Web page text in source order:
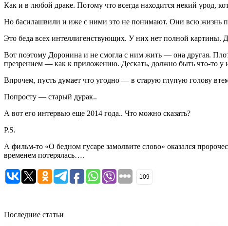
Как и в любой драке. Потому что всегда находится некий урод,
Но басилашвили и иже с ними это не понимают. Они всю жизнь
Это беда всех интеллигенствующих. У них нет полной картины.
Вот поэтому Доронина и не смогла с ним жить — она другая.
презрением — как к приложению. Дескать, должно быть что-то у
Впрочем, пусть думает что угодно — в старую глупую голову
Попросту — старый дурак..
А вот его интервью еще 2014 года.. Что можно сказать?
P.S.
А фильм-то «О бедном гусаре замолвите слово» оказался
временем потерялась….
109
Последние статьи